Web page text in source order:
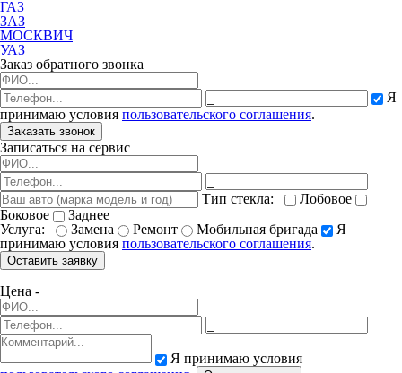
ГАЗ
ЗАЗ
МОСКВИЧ
УАЗ
Заказ обратного звонка
Я
принимаю условия пользовательского соглашения.
Заказать звонок
Записаться на сервис
Тип стекла:
Лобовое
Боковое
Заднее
Услуга:
Замена Ремонт Мобильная бригада
Я
принимаю условия пользовательского соглашения.
Оставить заявку
Цена -
Я принимаю условия